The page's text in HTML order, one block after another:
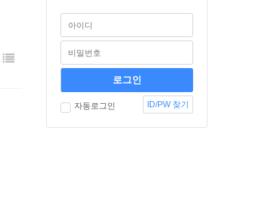
자동로그인 ID/PW 찾기